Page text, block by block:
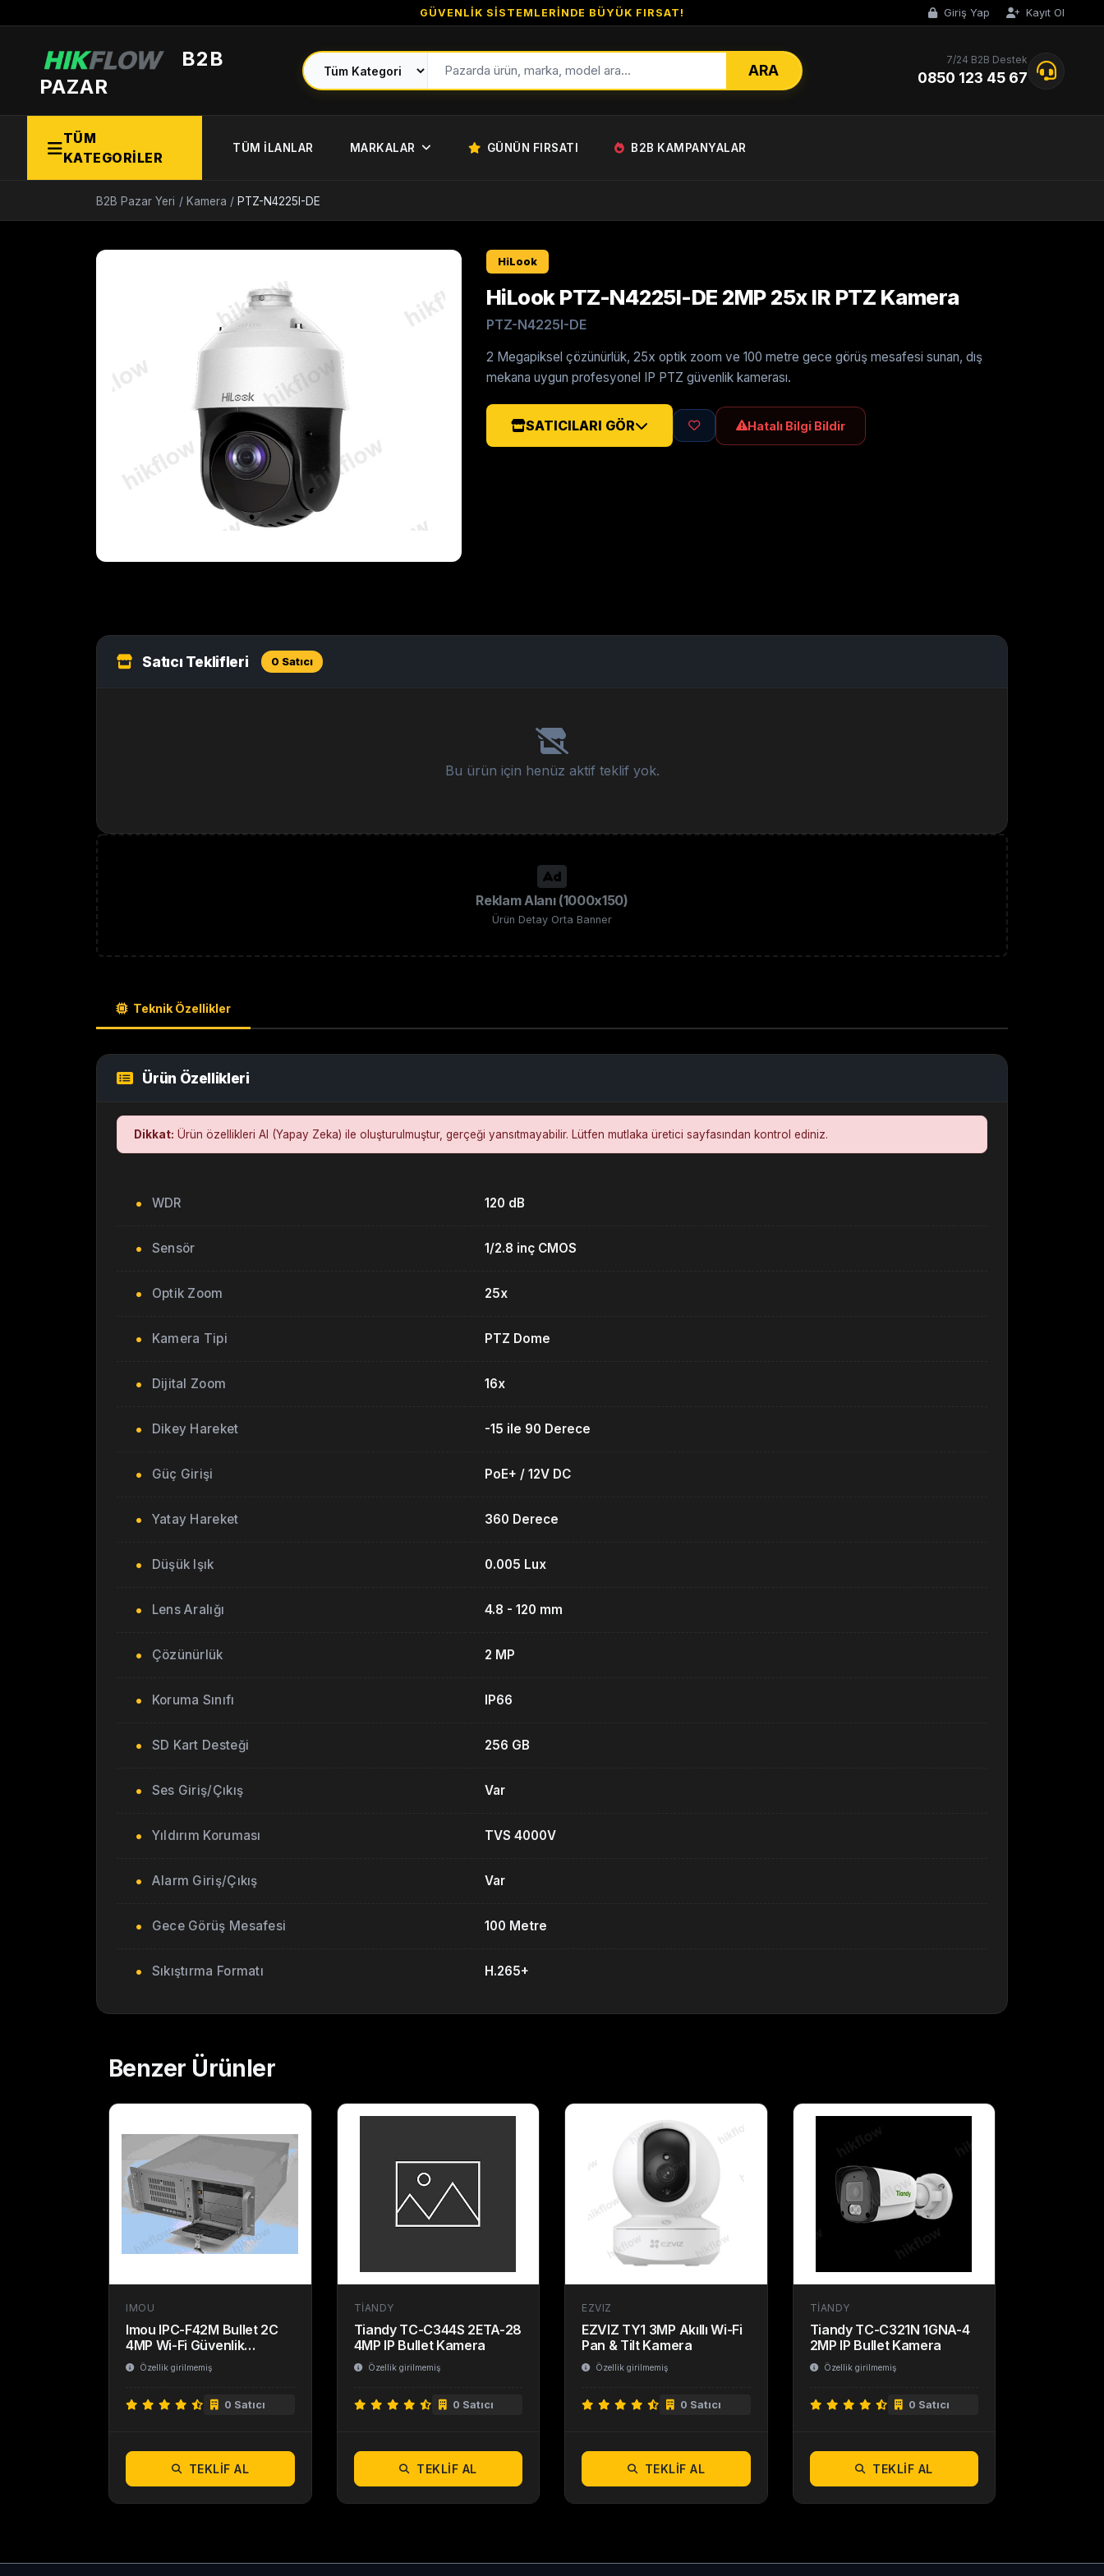
GÜVENLİK SİSTEMLERİNDE BÜYÜK FIRSAT! Giriş Yap Kayıt Ol
B2B
PAZAR
ARA
7/24 B2B Destek
0850 123 45 67
TÜM
KATEGORİLER
TÜM İLANLAR MARKALAR GÜNÜN FIRSATI B2B KAMPANYALAR
B2B Pazar Yeri / Kamera / PTZ-N4225I-DE
HiLook
HiLook PTZ-N4225I-DE 2MP 25x IR PTZ Kamera
PTZ-N4225I-DE
2 Megapiksel çözünürlük, 25x optik zoom ve 100 metre gece görüş mesafesi sunan, dış
mekana uygun profesyonel IP PTZ güvenlik kamerası.
SATICILARI GÖR Hatalı Bilgi Bildir
Satıcı Teklifleri 0 Satıcı
Bu ürün için henüz aktif teklif yok.
Reklam Alanı (1000x150)
Ürün Detay Orta Banner
Teknik Özellikler
Ürün Özellikleri
Dikkat: Ürün özellikleri AI (Yapay Zeka) ile oluşturulmuştur, gerçeği yansıtmayabilir. Lütfen mutlaka üretici sayfasından kontrol ediniz.
WDR 120 dB
Sensör 1/2.8 inç CMOS
Optik Zoom 25x
Kamera Tipi PTZ Dome
Dijital Zoom 16x
Dikey Hareket -15 ile 90 Derece
Güç Girişi PoE+ / 12V DC
Yatay Hareket 360 Derece
Düşük Işık 0.005 Lux
Lens Aralığı 4.8 - 120 mm
Çözünürlük 2 MP
Koruma Sınıfı IP66
SD Kart Desteği 256 GB
Ses Giriş/Çıkış Var
Yıldırım Koruması TVS 4000V
Alarm Giriş/Çıkış Var
Gece Görüş Mesafesi 100 Metre
Sıkıştırma Formatı H.265+
Benzer Ürünler
IMOU
Imou IPC-F42M Bullet 2C
4MP Wi-Fi Güvenlik
Kamerası
Özellik girilmemiş
0 Satıcı
TEKLIF AL
TIANDY
Tiandy TC-C344S 2ETA-28
4MP IP Bullet Kamera
Özellik girilmemiş
0 Satıcı
TEKLIF AL
EZVIZ
EZVIZ TY1 3MP Akıllı Wi-Fi
Pan & Tilt Kamera
Özellik girilmemiş
0 Satıcı
TEKLIF AL
TIANDY
Tiandy TC-C321N 1GNA-4
2MP IP Bullet Kamera
Özellik girilmemiş
0 Satıcı
TEKLIF AL